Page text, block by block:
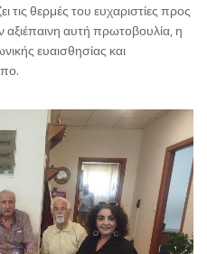
θερμές του ευχαριστίες προς
αυτή πρωτοβουλία, η
ευαισθησίας και